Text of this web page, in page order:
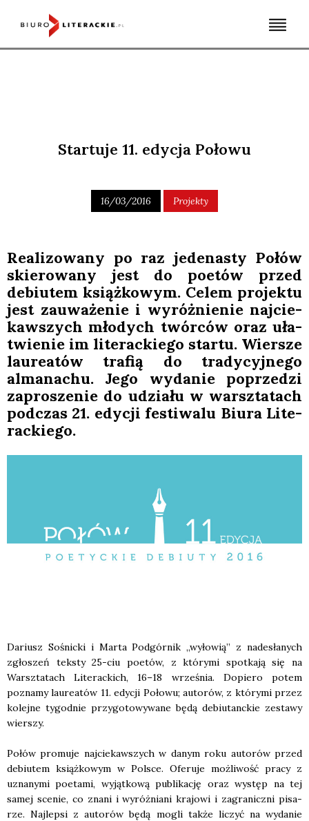
Startuje 11. edycja Połowu
16/03/2016 Projekty
Reali­zo­wa­ny po raz jede­na­sty Połów
skie­ro­wa­ny jest do poetów przed
debiu­tem książ­ko­wym. Celem pro­jek­tu
jest zauwa­że­nie i wyróż­nie­nie naj­cie­
kaw­szych mło­dych twór­ców oraz uła­
twie­nie im lite­rac­kie­go star­tu. Wier­sze
lau­re­atów tra­fią do tra­dy­cyj­ne­go
alma­na­chu. Jego wyda­nie poprze­dzi
zapro­sze­nie do udzia­łu w warsz­ta­tach
pod­czas 21. edy­cji festi­wa­lu Biu­ra Lite­
rac­kie­go.
Dariusz Sośnic­ki i Mar­ta Pod­gór­nik „wyło­wią” z nade­sła­nych
zgło­szeń tek­sty 25-ciu poetów, z któ­ry­mi spo­tka­ją się na
Warsz­ta­tach Lite­rac­kich, 16–18 wrze­śnia. Dopie­ro potem
pozna­my lau­re­atów 11. edy­cji Poło­wu; auto­rów, z któ­ry­mi przez
kolej­ne tygo­dnie przy­go­to­wy­wa­ne będą debiu­tanc­kie zesta­wy
wier­szy.
Połów pro­mu­je naj­cie­kaw­szych w danym roku auto­rów przed
debiu­tem książ­ko­wym w Pol­sce. Ofe­ru­je moż­li­wość pra­cy z
uzna­ny­mi poeta­mi, wyjąt­ko­wą publi­ka­cję oraz występ na tej
samej sce­nie, co zna­ni i wyróż­nia­ni kra­jo­wi i zagra­nicz­ni pisa­
rze. Naj­lep­si z auto­rów będą mogli tak­że liczyć na wyda­nie